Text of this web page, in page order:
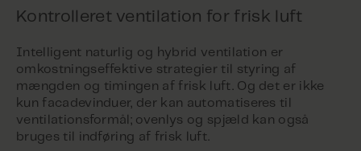
Kontrolleret ventilation for frisk luft
Intelligent naturlig og hybrid ventilation er
omkostningseffektive strategier til styring af
mængden og timingen af frisk luft. Og det er ikke
kun facadevinduer, der kan automatiseres til
ventilationsformål; ovenlys og spjæld kan også
bruges til indføring af frisk luft.